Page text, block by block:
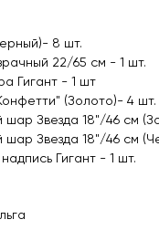
8 шт.
22/65 см - 1 шт.
Гигант - 1 шт
(Золото)- 4 шт.
шар Звезда 18"/46 см
шар Звезда 18"/46 см
Гигант - 1 шт.